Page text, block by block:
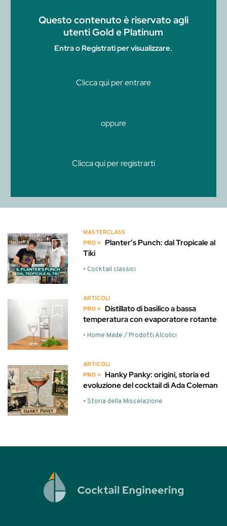
Questo contenuto è riservato agli
utenti Gold e Platinum
Entra o Registrati per visualizzare.
Clicca qui per entrare
oppure
Clicca qui per registrarti
MASTERCLASS
Planter’s Punch: dal Tropicale al
Tiki
• Cocktail classici
ARTICOLI
Distillato di basilico a bassa
temperatura con evaporatore rotante
• Home Made / Prodotti Alcolici
ARTICOLI
Hanky Panky: origini, storia ed
evoluzione del cocktail di Ada Coleman
• Storia della Miscelazione